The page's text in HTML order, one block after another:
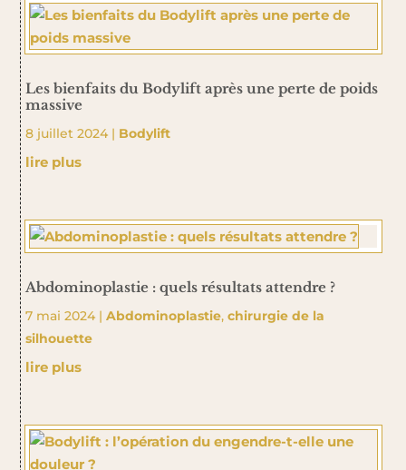
Les bienfaits du Bodylift après une perte de poids
massive
8 juillet 2024| Bodylift
lire plus
Abdominoplastie : quels résultats attendre ?
7 mai 2024| Abdominoplastie, chirurgie de la
silhouette
lire plus